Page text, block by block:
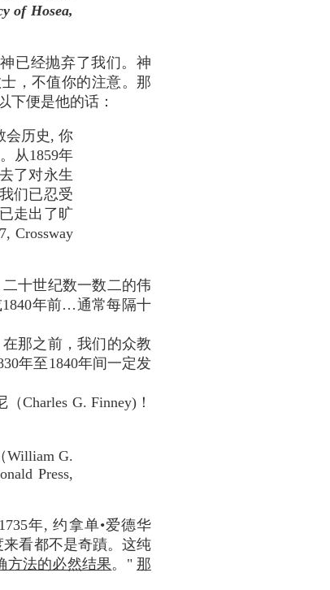
of Hosea,
已经抛弃了我们。神
，不值你的注意。那
下便是他的话：
会历史, 你
从1859年
了对永生
们已忍受
走出了旷
Crossway
十世纪数一数二的伟
年前…通常每隔十
那之前，我们的众教
年至1840年间一定发
Charles G. Finney)！
William G.
Press,
年, 约拿单•爱德华
来看都不是奇蹟。这纯
方法的必然结果。"那